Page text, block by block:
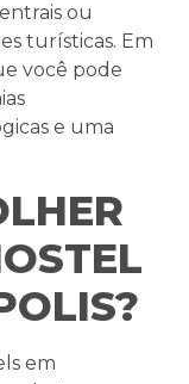
ou
turísticas. Em
você pode
e uma
em